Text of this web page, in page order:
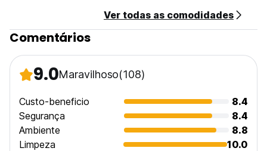
Parking 5€ p.d. please reserve!
No curfew.
One child under 2 years stays free of charge in a child's
cot/crib.
Ver todas as comodidades
Comentários
9.0Maravilhoso(108)
Custo-beneficio
8.4
Segurança
8.4
Ambiente
8.8
Limpeza
10.0